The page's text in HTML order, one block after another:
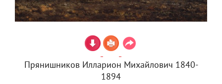
Прянишников Илларион Михайлович 1840-
1894